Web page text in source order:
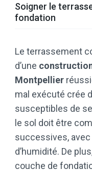
Soigner le
fondation
Le terrassement
d’une
Montpellier
mal exécuté crée
susceptibles de
le sol doit être
successives,
d’humidité. De
couche de